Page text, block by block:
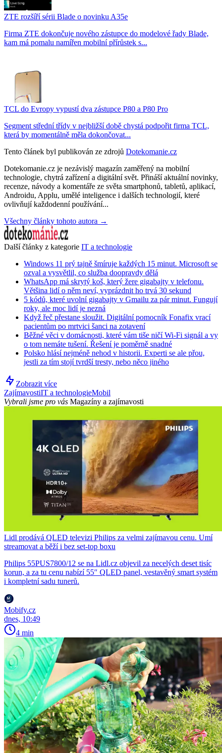
ZTE rozšíří sérii Blade o novinku A35e
Firma ZTE dokončuje nového zástupce do modelové řady Blade,
kam má pomalu namířen mobilní přírůstek s...
TCL do Evropy vypustí dva zástupce P80 a P80 Pro
Segment střední třídy v nejbližší době chystá podpořit firma TCL,
která by momentálně měla dokončovat...
Tento článek byl publikován ze zdrojů Dotekomanie.cz
Dotekomanie.cz je nezávislý magazín zaměřený na mobilní
technologie, chytrá zařízení a digitální svět. Přináší aktuální novinky,
recenze, návody a komentáře ze světa smartphonů, tabletů, aplikací,
Androidu, Applu, umělé inteligence i dalších technologií, které
ovlivňují každodenní používání...
Všechny články tohoto autora →
Další články z kategorie IT a technologie
Windows 11 prý tajně šmíruje každých 15 minut. Microsoft se
ozval a vysvětlil, co služba doopravdy dělá
WhatsApp má skrytý koš, který žere gigabajty v telefonu.
Většina lidí o něm neví, vyprázdnit ho trvá 30 sekund
5 kódů, které uvolní gigabajty v Gmailu za pár minut. Fungují
roky, ale moc lidí je nezná
Když řeč přestane sloužit. Digitální pomocník Fonafix vrací
pacientům po mrtvici šanci na zotavení
Běžné věci v domácnosti, které vám tiše ničí Wi-Fi signál a vy
o tom nemáte tušení. Řešení je poměrně snadné
Polsko hlásí nejméně nehod v historii. Experti se ale přou,
jestli za tím stojí tvrdší tresty, nebo něco jiného
Zobrazit více
ZajímavostiIT a technologieMobil
Vybrali jsme pro vás Magazíny a zajímavosti
Lidl prodává QLED televizi Philips za velmi zajímavou cenu. Umí
streamovat a běží i bez set-top boxu
Philips 55PUS7800/12 se na Lidl.cz objevil za necelých deset tisíc
korun, a za tu cenu nabízí 55″ QLED panel, vestavěný smart systém
i kompletní sadu tunerů.
Mobify.cz
dnes, 10:49
4 min